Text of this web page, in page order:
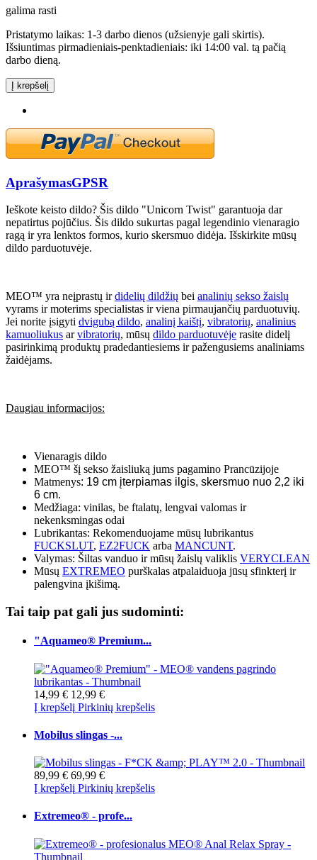
galima rasti
Pristatymo laikas: 1-3 darbo dienos (užsienyje gali skirtis).
Išsiuntimas pirmadieniais-penktadieniais: iki 14:00 val. tą pačią
darbo dieną.
Į krepšelį
AprašymasGPSR
Ieškote keisto dildo? Šis dildo "Unicorn Twist" garantuoja dar
nepatirtus pojūčius. Šis dildo sukurtas pagal legendinio vienaragio
ragą ir yra lenktos formos, kurio skersmuo didėja. Išskirkite mūsų
dildo parduotuvėje.
MEO™ yra neįprastų irdidelių dildžių bei analinių sekso žaislų
vyrams ir moterims specialistas ir viena pirmaujančių parduotuvių.
Jei norite įsigyti dvigubą dildo, analinį kaištį, vibratorių, analinius
kamuoliukus arvibratorių, mūsų dildo parduotuvėje rasite didelį
pasirinkimą produktų pradedantiesiems ir pažengusiems analiniams
žaidėjams.
Daugiau informacijos:
Vienaragis dildo
MEO™ šį sekso žaisliuką jums pagamino Prancūzijoje
Matmenys: 19 cm įterpiamas ilgis, skersmuo nuo 2,2 iki
6 cm.
Medžiaga: vinilas, be ftalatų, lengvai valomas ir
nekenksmingas odai
Lubrikantas: Rekomenduojame mūsų lubrikantus
FUCKSLUT, EZ2FUCK arba MANCUNT.
Valymas: Šiltas vanduo ir mūsų žaislų valiklis VERYCLEAN
Mūsų EXTREMEO purškalas atpalaiduoja jūsų sfinkterį ir
palengvina įkišimą.
Tai taip pat gali jus sudominti:
"Aquameo® Premium...
14,99 € 12,99 €
Į krepšelį Pirkinių krepšelis
Mobilus slingas -...
89,99 € 69,99 €
Į krepšelį Pirkinių krepšelis
Extremeo® - profe...